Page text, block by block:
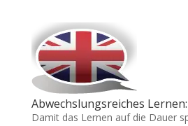
Abwechslungsreiches Lernen:
Damit das Lernen auf die Dauer